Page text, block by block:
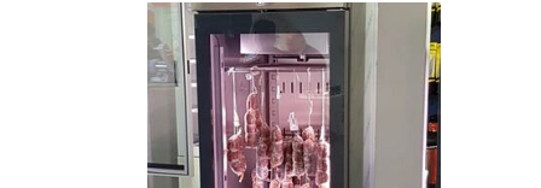
les
metiers
de
bouche